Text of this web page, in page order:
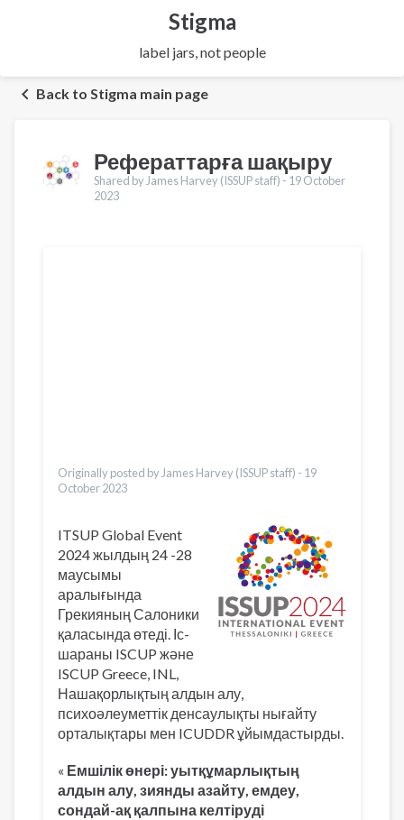
Stigma
label jars, not people
Back to Stigma main page
Рефераттарға шақыру
Shared by James Harvey (ISSUP staff) - 19 October
2023
Originally posted by James Harvey (ISSUP staff) - 19
October 2023
ITSUP Global Event
2024 жылдың 24 -28
маусымы
аралығында
Грекияның Салоники
қаласында өтеді. Іс-
шараны ISCUP және
ISCUP Greece, INL,
Нашақорлықтың алдын алу,
психоәлеуметтік денсаулықты нығайту
орталықтары мен ICUDDR ұйымдастырды.
« Емшілік өнері: уытқұмарлықтың
алдын алу, зиянды азайту, емдеу,
сондай-ақ қалпына келтіруді